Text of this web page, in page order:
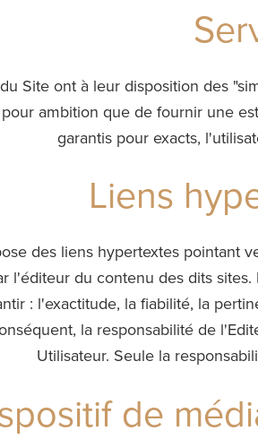
Site ont à leur disposition des
ambition que de fournir une
garantis pour exacts,
Liens
des liens hypertextes pointant
l'éditeur du contenu des dits
: l'exactitude, la fiabilité, la
la responsabilité de
Utilisateur. Seule la
de